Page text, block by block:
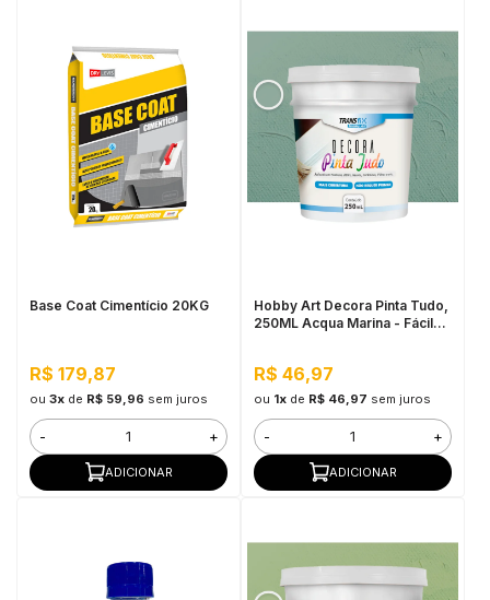
Base Coat Cimentício 20KG
R$ 179,87
ou 3xde R$ 59,96 sem juros
- +
ADICIONAR
Hobby Art Decora Pinta Tudo,
250ML Acqua Marina - Fácil
R$ 46,97
ou 1xde R$ 46,97 sem juros
- +
ADICIONAR